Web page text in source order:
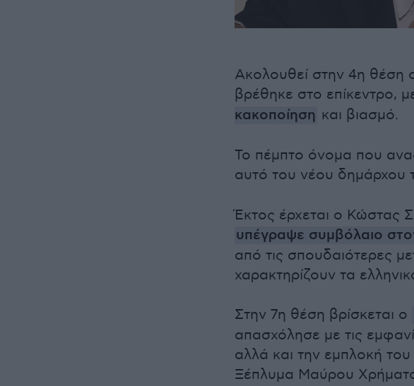
Ακολουθεί στην 4η θέση
βρέθηκε στο επίκεντρο,
κακοποίηση και βιασμό.
Το πέμπτο όνομα που
αυτό του νέου δημάρχου
Έκτος έρχεται ο Κώστας
υπέγραψε συμβόλαιο
από τις σπουδαιότερες
χαρακτηρίζουν τα
Στην 7η θέση βρίσκεται ο
απασχόλησε με τις
αλλά και την εμπλοκή
Ξέπλυμα Μαύρου